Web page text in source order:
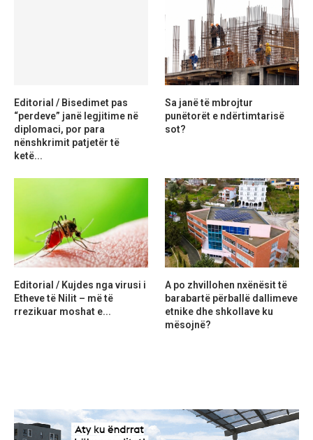
Editorial / Bisedimet pas
“perdeve” janë legjitime në
diplomaci, por para
nënshkrimit patjetër të
ketë...
Sa janë të mbrojtur
punëtorët e ndërtimtarisë
sot?
Editorial / Kujdes nga virusi i
Etheve të Nilit – më të
rrezikuar moshat e...
A po zhvillohen nxënësit të
barabartë përballë dallimeve
etnike dhe shkollave ku
mësojnë?